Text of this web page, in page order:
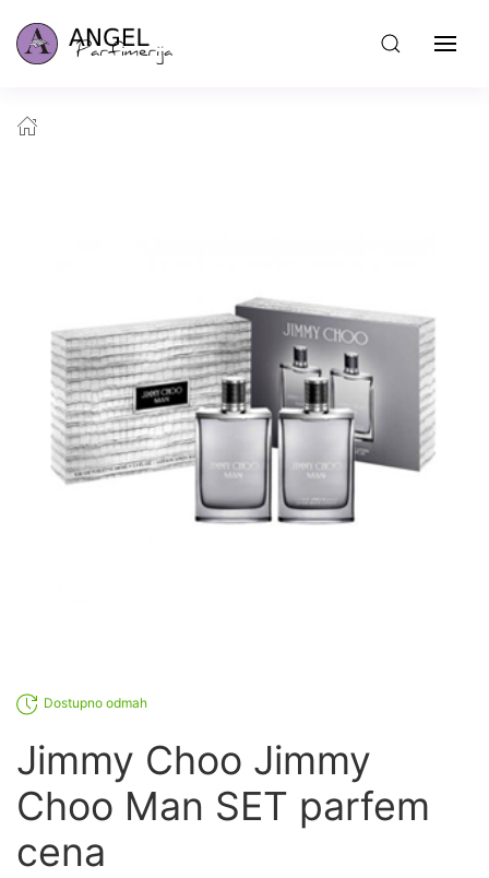
Dostupno odmah
Jimmy Choo Jimmy
Choo Man SET parfem
cena